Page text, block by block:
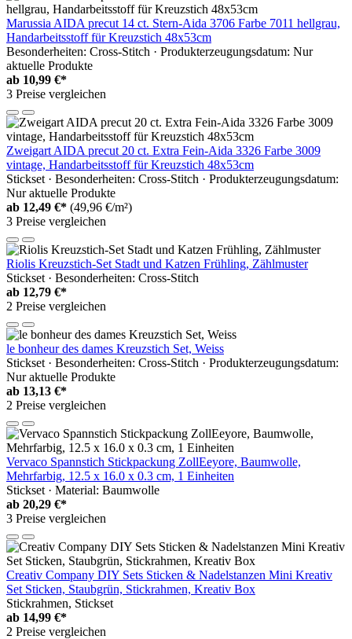
Marussia AIDA precut 14 ct. Stern-Aida 3706 Farbe 7011 hellgrau,
Handarbeitsstoff für Kreuzstich 48x53cm
Besonderheiten: Cross-Stitch · Produkterzeugungsdatum: Nur
aktuelle Produkte
ab 10,99 €*
3 Preise vergleichen
Zweigart AIDA precut 20 ct. Extra Fein-Aida 3326 Farbe 3009
vintage, Handarbeitsstoff für Kreuzstich 48x53cm
Stickset · Besonderheiten: Cross-Stitch · Produkterzeugungsdatum:
Nur aktuelle Produkte
ab 12,49 €* (49,96 €/m²)
3 Preise vergleichen
Riolis Kreuzstich-Set Stadt und Katzen Frühling, Zählmuster
Stickset · Besonderheiten: Cross-Stitch
ab 12,79 €*
2 Preise vergleichen
le bonheur des dames Kreuzstich Set, Weiss
Stickset · Besonderheiten: Cross-Stitch · Produkterzeugungsdatum:
Nur aktuelle Produkte
ab 13,13 €*
2 Preise vergleichen
Vervaco Spannstich Stickpackung ZollEeyore, Baumwolle,
Mehrfarbig, 12.5 x 16.0 x 0.3 cm, 1 Einheiten
Stickset · Material: Baumwolle
ab 20,29 €*
3 Preise vergleichen
Creativ Company DIY Sets Sticken & Nadelstanzen Mini Kreativ
Set Sticken, Staubgrün, Stickrahmen, Kreativ Box
Stickrahmen, Stickset
ab 14,99 €*
2 Preise vergleichen